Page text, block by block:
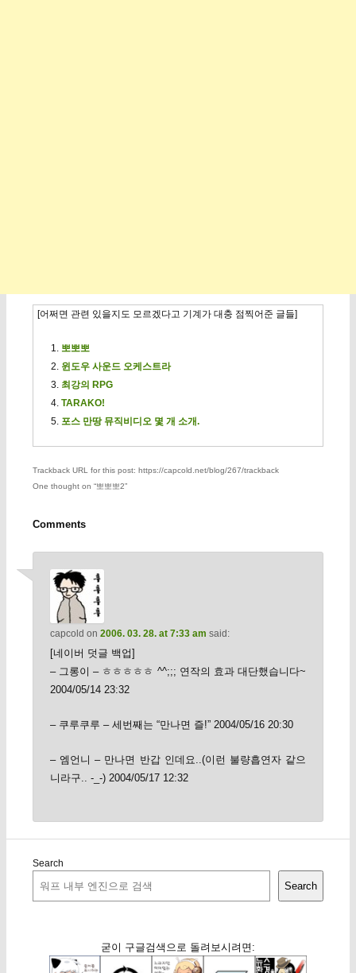
[어쩌면 관련 있을지도 모르겠다고 기계가 대충 점찍어준 글들]
뽀뽀뽀
윈도우 사운드 오케스트라
최강의 RPG
TARAKO!
포스 만땅 뮤직비디오 몇 개 소개.
Trackback URL for this post: https://capcold.net/blog/267/trackback
One thought on “뽀뽀뽀2”
Comments
capcold on 2006. 03. 28. at 7:33 am said:
[네이버 덧글 백업]
– 그롱이 – ㅎㅎㅎㅎㅎ ^^;;; 연작의 효과 대단했습니다~
2004/05/14 23:32
– 쿠루쿠루 – 세번째는 “만나면 즐!” 2004/05/16 20:30
– 엠언니 – 만나면 반갑 인데요..(이런 불량흡연자 같으
니라구.. -_-) 2004/05/17 12:32
Search
Search
굳이 구글검색으로 돌려보시려면: